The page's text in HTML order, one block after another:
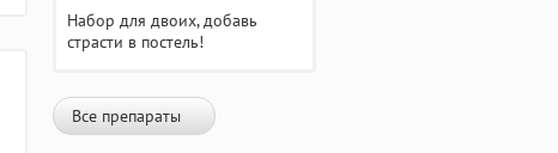
Набор для двоих, добавь
страсти в постель!
Все препараты